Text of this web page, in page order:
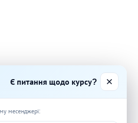
Є питання щодо курсу?
месенджері: